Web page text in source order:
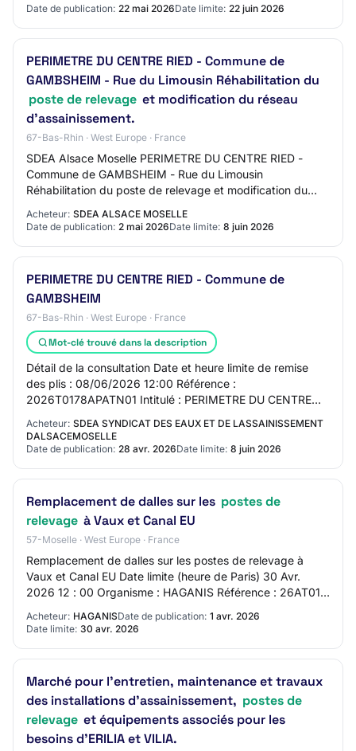
Date de publication: 22 mai 2026Date limite: 22 juin 2026
PERIMETRE DU CENTRE RIED - Commune de
GAMBSHEIM - Rue du Limousin Réhabilitation du
poste de relevage et modification du réseau
d'assainissement.
67-Bas-Rhin · West Europe · France
SDEA Alsace Moselle PERIMETRE DU CENTRE RIED -
Commune de GAMBSHEIM - Rue du Limousin
Réhabilitation du poste de relevage et modification du
: 02…
Acheteur: SDEA ALSACE MOSELLE
Date de publication: 2 mai 2026Date limite: 8 juin 2026
PERIMETRE DU CENTRE RIED - Commune de
GAMBSHEIM
67-Bas-Rhin · West Europe · France
Mot-clé trouvé dans la description
Détail de la consultation Date et heure limite de remise
des plis : 08/06/2026 12:00 Référence :
2026T0178APATN01 Intitulé : PERIMETRE DU CENTRE
CENTR…
Acheteur: SDEA SYNDICAT DES EAUX ET DE LASSAINISSEMENT
DALSACEMOSELLE
Date de publication: 28 avr. 2026Date limite: 8 juin 2026
Remplacement de dalles sur les postes de
relevage à Vaux et Canal EU
57-Moselle · West Europe · France
Remplacement de dalles sur les postes de relevage à
Vaux et Canal EU Date limite (heure de Paris) 30 Avr.
2026 12 : 00 Organisme : HAGANIS Référence : 26AT015
Acheteur: HAGANISDate de publication: 1 avr. 2026
Date limite: 30 avr. 2026
Marché pour l'entretien, maintenance et travaux
des installations d'assainissement, postes de
relevage et équipements associés pour les
besoins d'ERILIA et VILIA.